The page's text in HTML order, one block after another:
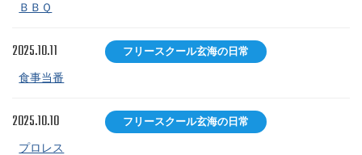
ＢＢＱ
2025.10.11 フリースクール玄海の日常
食事当番
2025.10.10 フリースクール玄海の日常
プロレス